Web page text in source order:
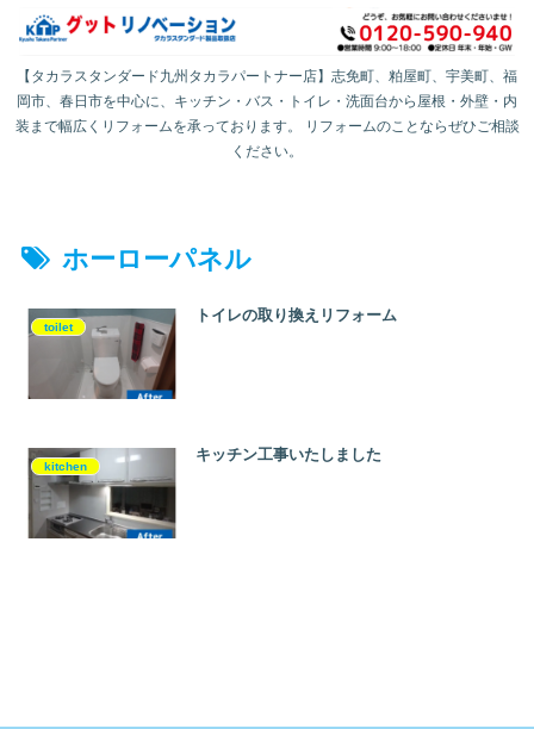
【タカラスタンダード九州タカラパートナー店】志免町、粕屋町、宇美町、福
岡市、春日市を中心に、キッチン・バス・トイレ・洗面台から屋根・外壁・内
装まで幅広くリフォームを承っております。 リフォームのことならぜひご相談
ください。
ホーローパネル
toilet
トイレの取り換えリフォーム
kitchen
キッチン工事いたしました